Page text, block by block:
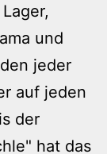
und
jeder
auf jeden
der
hat das